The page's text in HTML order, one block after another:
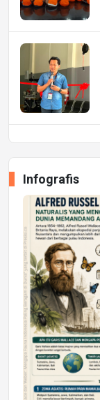
Infografis